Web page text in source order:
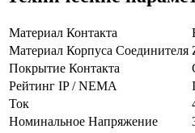
Материал Контакта
Материал Корпуса Соединителя
Покрытие Контакта
Рейтинг IP / NEMA
Ток
Номинальное Напряжение